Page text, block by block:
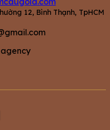
12, Bình Thạnh, TpHCM